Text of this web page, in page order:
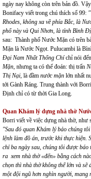
ngày nay không còn trên bản đồ.
Bonifacy viết trong chú thích số 99:
Rhodes, không xa về phía Bắc, là
phố này và Qui Nhơn, là tỉnh Bình
sau: Thành phố Nước Mặn có trên
Mặn là Nước Ngọt. Pulucambi là
Đại Nam Nhất Thống Chíchỉ nói đến
Mặn, nhưng ta có thể đoán: thị trấn
Thị Nại, là đầm nước mặn lớn nhất
tới Gành Ráng. Trung thành với
Định chỉ có từ thời Gia Long.
Quan Khám lý dựng nhà thờ
Borri viết về việc dựng nhà thờ, như
"Sau đó quan Khám lý bảo chúng
lệnh làm đồ án, trước khi thực hiện.
chỉ ba ngày sau, chúng tôi được
ra xem nhà thờ «đến» bằng cách
chọn thì nhà thờ không thể lớn và sẽ
một đội ngũ hơn nghìn người, mang